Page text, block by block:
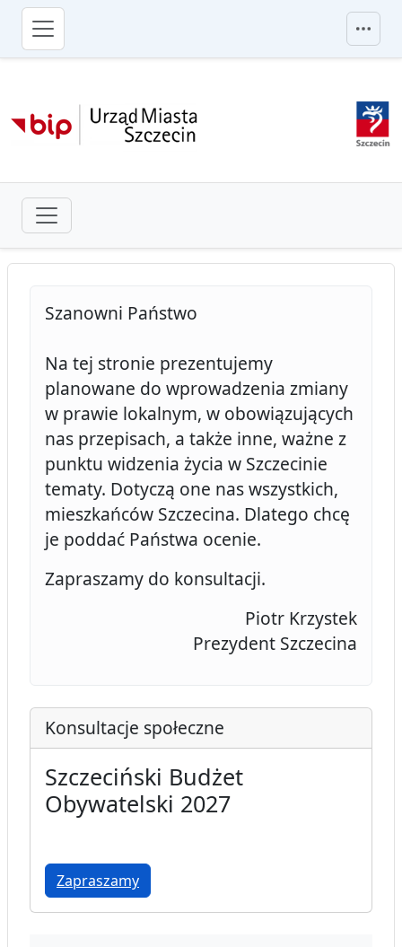
przejdź do głównego menu
Szanowni Państwo
Na tej stronie prezentujemy
planowane do wprowadzenia zmiany
w prawie lokalnym, w obowiązujących
nas przepisach, a także inne, ważne z
punktu widzenia życia w Szczecinie
tematy. Dotyczą one nas wszystkich,
mieszkańców Szczecina. Dlatego chcę
je poddać Państwa ocenie.
Zapraszamy do konsultacji.
Piotr Krzystek
Prezydent Szczecina
Konsultacje społeczne
Szczeciński Budżet
Obywatelski 2027
Zapraszamy